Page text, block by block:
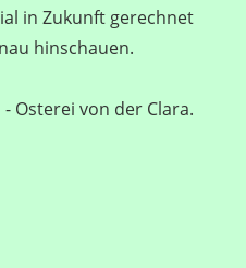
in Zukunft gerechnet
hinschauen.
Osterei von der Clara.